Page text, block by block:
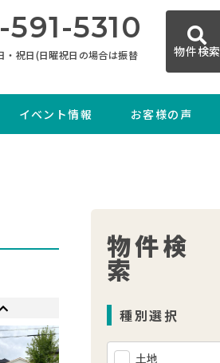
5310
・祝日(日曜祝日の場合は振替 物件検索
イベント情報 お客様の声
物件検
索
種別選択
土地